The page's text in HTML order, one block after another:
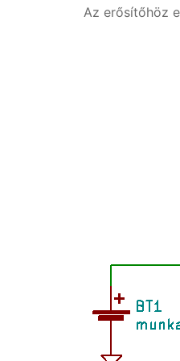
Az erősítőhöz